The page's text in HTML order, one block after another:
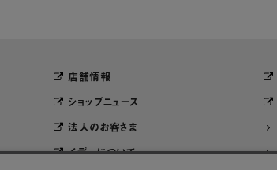
店舗情報
ショップニュース
法人のお客さま
イデーについて